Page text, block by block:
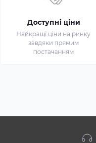
Доступні ціни
Найкращі ціни на ринку
завдяки прямим
постачанням